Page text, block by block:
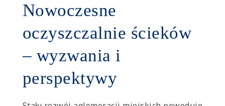
Nowoczesne
oczyszczalnie ścieków
– wyzwania i
perspektywy